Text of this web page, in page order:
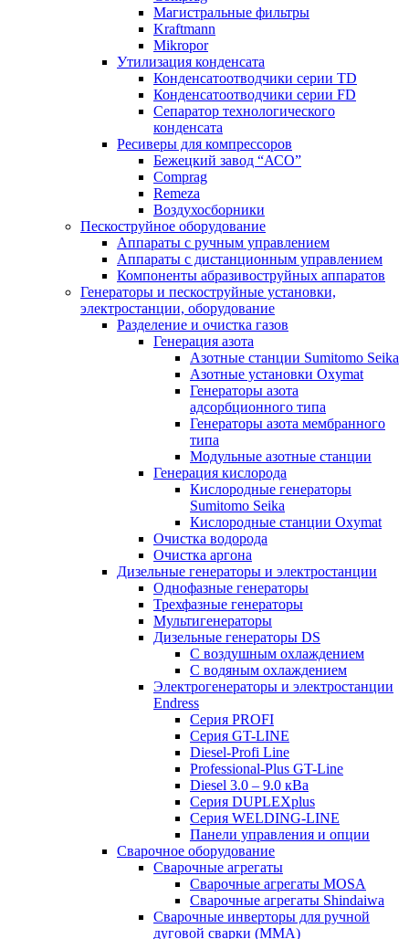
Магистральные фильтры
Kraftmann
Mikropor
Утилизация конденсата
Конденсатоотводчики серии TD
Конденсатоотводчики серии FD
Сепаратор технологического
конденсата
Ресиверы для компрессоров
Бежецкий завод “АСО”
Comprag
Remeza
Воздухосборники
Пескоструйное оборудование
Аппараты с ручным управлением
Аппараты с дистанционным управлением
Компоненты абразивоструйных аппаратов
Генераторы и пескоструйные установки,
электростанции, оборудование
Разделение и очистка газов
Генерация азота
Азотные станции Sumitomo Seika
Азотные установки Oxymat
Генераторы азота
адсорбционного типа
Генераторы азота мембранного
типа
Модульные азотные станции
Генерация кислорода
Кислородные генераторы
Sumitomo Seika
Кислородные станции Oxymat
Очистка водорода
Очистка аргона
Дизельные генераторы и электростанции
Однофазные генераторы
Трехфазные генераторы
Мультигенераторы
Дизельные генераторы DS
С воздушным охлаждением
С водяным охлаждением
Электрогенераторы и электростанции
Endress
Серия PROFI
Серия GT-LINE
Diesel-Profi Line
Professional-Plus GT-Line
Diesel 3.0 – 9.0 кВа
Серия DUPLEXplus
Серия WELDING-LINE
Панели управления и опции
Сварочное оборудование
Сварочные агрегаты
Сварочные агрегаты MOSA
Сварочные агрегаты Shindaiwa
Сварочные инверторы для ручной
дуговой сварки (MMA)